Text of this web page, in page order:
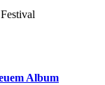
Album